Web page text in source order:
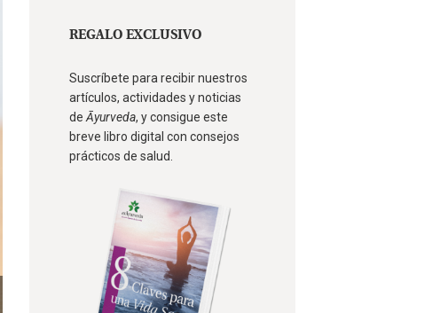
REGALO EXCLUSIVO
Suscríbete para recibir nuestros
artículos, actividades y noticias
deĀyurveda, y consigue este
breve libro digital con consejos
prácticos de salud.